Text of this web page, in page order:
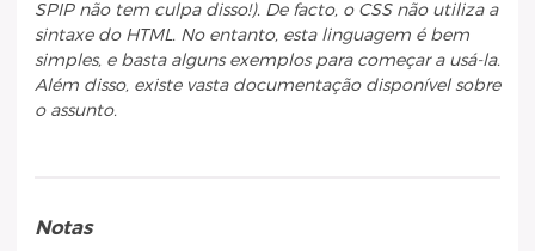
SPIP não tem culpa disso!). De facto, o CSS não utiliza a
sintaxe do HTML. No entanto, esta linguagem é bem
simples, e basta alguns exemplos para começar a usá-la.
Além disso, existe vasta documentação disponível sobre
o assunto.
Notas